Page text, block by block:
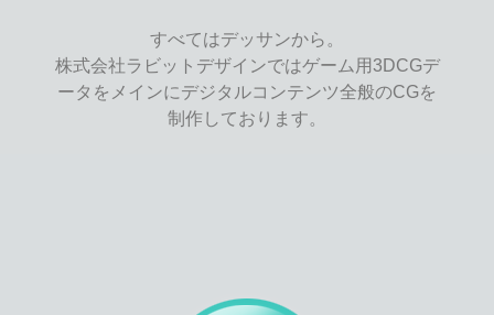
すべてはデッサンから。
株式会社ラビットデザインではゲーム用3DCGデ
ータをメインにデジタルコンテンツ全般のCGを
制作しております。